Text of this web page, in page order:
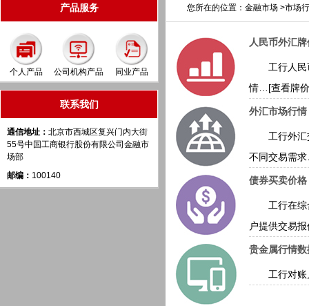
产品服务
个人产品 公司机构产品 同业产品
联系我们
通信地址： 北京市西城区复兴门内大街
55号中国工商银行股份有限公司金融市
场部
邮编： 100140
您所在的位置： 金融市场 >市场
人民币外汇牌
工行人民币
情… [查看牌
外汇市场行情
工行外汇交
不同交易需
债券买卖价格
工行在综合
户提供交易
贵金属行情数
工行对账户